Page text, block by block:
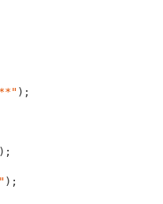
);
);